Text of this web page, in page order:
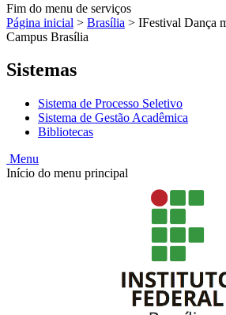
Fim do menu de serviços
Página inicial > Brasília > IFestival Dança
Campus Brasília
Sistemas
Sistema de Processo Seletivo
Sistema de Gestão Acadêmica
Bibliotecas
Menu
Início do menu principal